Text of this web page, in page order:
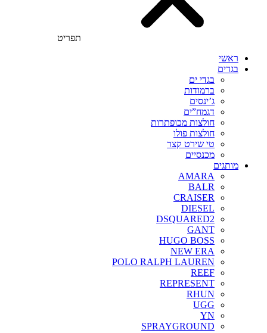
תפריט
ראשי
בגדים
בגדי ים
ברמודות
ג’ינסים
דגמח”ים
חולצות מכופתרות
חולצות פולו
טי שירט קצר
מכנסיים
מותגים
AMARA
BALR
CRAISER
DIESEL
DSQUARED2
GANT
HUGO BOSS
NEW ERA
POLO RALPH LAUREN
REEF
REPRESENT
RHUN
UGG
YN
SPRAYGROUND